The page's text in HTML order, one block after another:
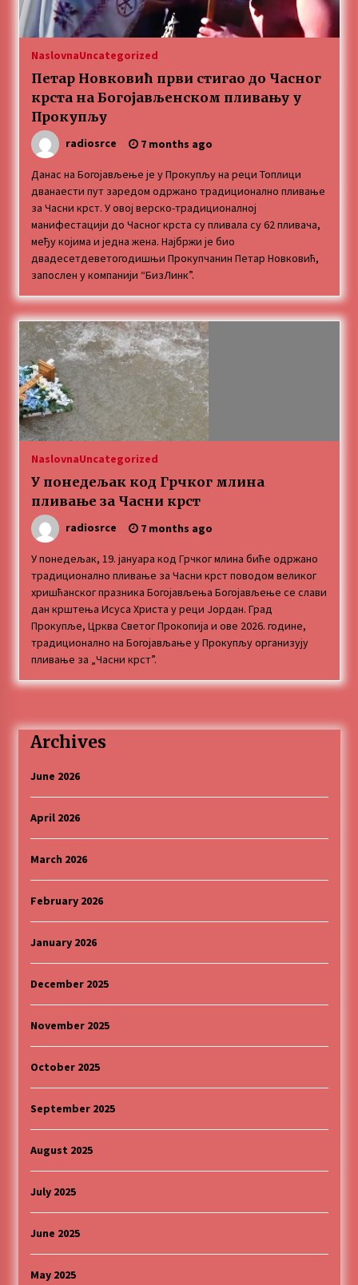
„Караван безбедности саобраћаја
3 months ago
SPORTSKA INFORMACIJA
3 months ago
,,Đavo nosi Pradu 2“
3 months ago
CINEPLEXX NIŠ BIOSKOP PROSLAVLJA ROĐENDAN
18. APRILA
4 months ago
ЛИТУРГИЈА
4 months ago
MEDALJE ZA TOPLIČANIN NA MEĐUNARODNOJ
SCENI!
4 months ago
4 months ago
Karatisti Topličanina osvojili 24 medalje na
Prvenstvu regiona u Jagodini
5 months ago
ОБАВЕШТЕЊЕ
5 months ago
Specijalna projekcija filma „Sportsko srce“ uz
gostovanje glumačke ekipe u Cineplexx Niš
NaslovnaUncategorized
Петар Новковић први стигао до Часног
крста на Богојављенском пливању у
Прокупљу
radiosrce 7 months ago
Данас на Богојављење је у Прокупљу на реци Топлици
дванаести пут заредом одржано традиционално пливање
за Часни крст. У овој верско-традиционалној
манифестацији до Часног крста су пливала су 62 пливача,
међу којима и једна жена. Најбржи је био
двадесетдеветогодишњи Прокупчанин Петар Новковић,
запослен у компанији “БизЛинк”.
NaslovnaUncategorized
У понедељак код Грчког млина
пливање за Часни крст
radiosrce 7 months ago
У понедељак, 19. јануара код Грчког млина биће одржано
традиционално пливање за Часни крст поводом великог
хришћанског празника Богојављења Богојављење се слави
дан крштења Исуса Христа у реци Јордан. Град
Прокупље, Црква Светог Прокопија и ове 2026. године,
традиционално на Богојављање у Прокупљу организују
пливање за „Часни крст”.
Archives
June 2026
April 2026
March 2026
February 2026
January 2026
December 2025
November 2025
October 2025
September 2025
August 2025
July 2025
June 2025
May 2025